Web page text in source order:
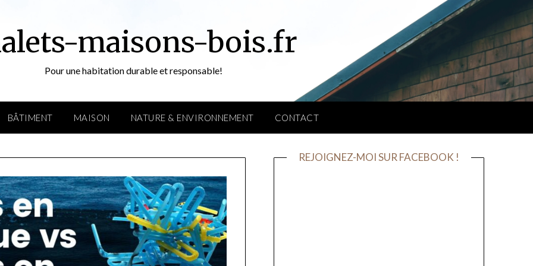
maisons-bois.fr
Pour une habitation durable et responsable!
BÂTIMENT MAISON NATURE & ENVIRONNEMENT CONTACT
REJOIGNEZ-MOI SUR FACEBOOK !